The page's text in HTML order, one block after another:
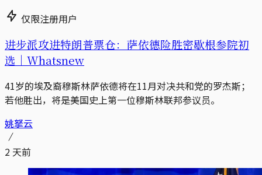
仅限注册用户
进步派攻进特朗普票仓：萨依德险胜密歇根参院初
选｜Whatsnew
41岁的埃及裔穆斯林萨依德将在11月对决共和党的罗杰斯；
若他胜出，将是美国史上第一位穆斯林联邦参议员。
姚拏云
2 天前